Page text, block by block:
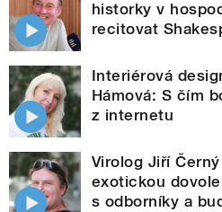
historky v
recitovat
Interiérová
Hámová: S čím
z internetu
Virolog Jiří
exotickou
s odborníky a